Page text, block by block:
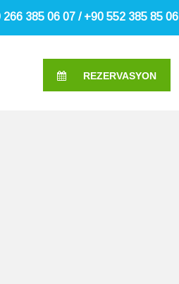
385 06 07 / +90 552 385 85 06
REZERVASYON